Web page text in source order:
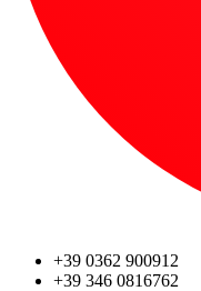
+39 0362 900912
+39 346 0816762